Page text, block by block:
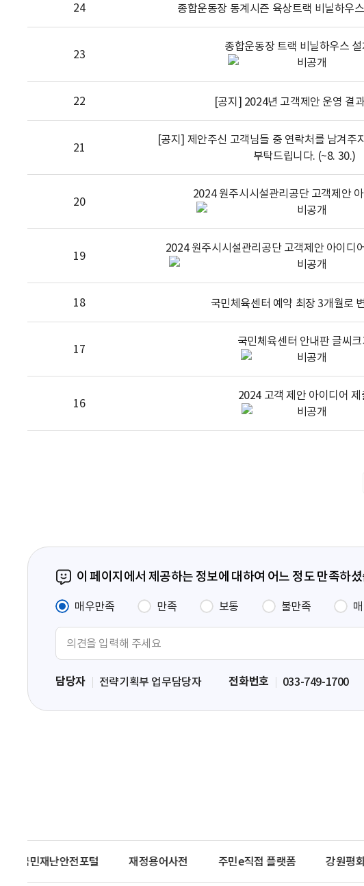
24
종합운동장 동계시즌 육상트랙 비닐하우
23
종합운동장 트랙 비닐하우스 설
22 [공지] 2024년 고객제안 운영 결
21
[공지] 제안주신 고객님들 중 연락처를 남겨주
부탁드립니다. (~8. 30.)
20
2024 원주시시설관리공단 고객제안
19
2024 원주시시설관리공단 고객제안 아이디
18 국민체육센터 예약 최장 3개월로
17
국민체육센터 안내판 글씨크
16
2024 고객 제안 아이디어 제
이 페이지에서 제공하는 정보에 대하여 어느 정도 만족하
매우만족 만족 보통 불만족
력
담당자 전략기획부 업무담당자 전화번호 033-749-1700
국민재난안전포털 재정용어사전 주민e직접 플랫폼 강원평